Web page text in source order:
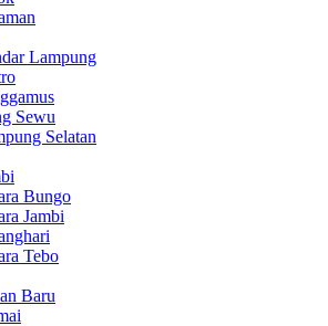
Lampung
Sewu
Selatan
Bungo
Jambi
Tebo
Baru